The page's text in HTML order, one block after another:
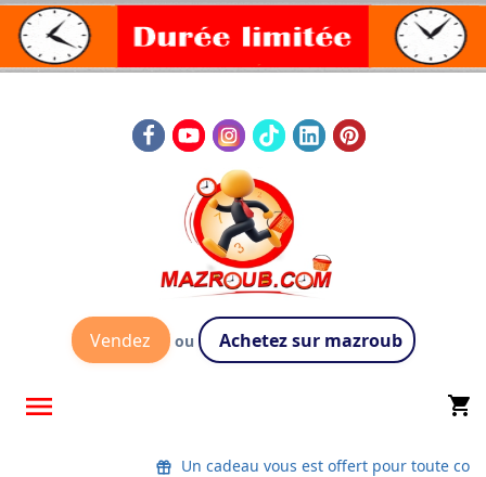
Vendez ou Achetez sur mazroub
 shopping_cart
Un cadeau vous est offert pour toute